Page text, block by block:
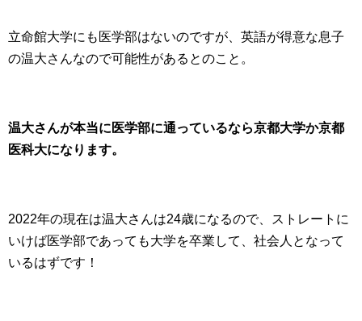
立命館大学にも医学部はないのですが、英語が得意な息子
の温大さんなので可能性があるとのこと。
温大さんが本当に医学部に通っているなら京都大学か京都
医科大になります。
2022年の現在は温大さんは24歳になるので、ストレートに
いけば医学部であっても大学を卒業して、社会人となって
いるはずです！